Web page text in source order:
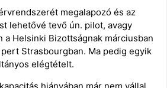
megalapozó és az
lehetővé tevő ún. pilot, avagy
a Helsinki Bizottságnak márciusban
Strasbourgban. Ma pedig egyik
elégtételt.
hiányában már nem vállal